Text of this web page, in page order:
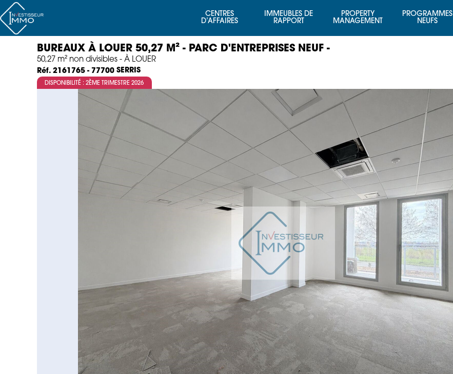
CENTRES
D’AFFAIRES
IMMEUBLES DE
RAPPORT
PROPERTY
MANAGEMENT
PROGRAMMES
NEUFS
BUREAUX À LOUER 50,27 M² - PARC D'ENTREPRISES NEUF -
50,27 m² non divisibles - À LOUER
Réf. 2161765 - 77700 SERRIS
DISPONIBILITÉ : 2ÈME TRIMESTRE 2026